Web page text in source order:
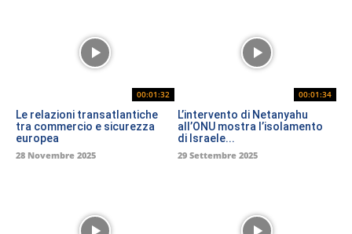
00:01:32
Le relazioni transatlantiche
tra commercio e sicurezza
europea
28 Novembre 2025
00:01:34
L’intervento di Netanyahu
all’ONU mostra l’isolamento
di Israele...
29 Settembre 2025